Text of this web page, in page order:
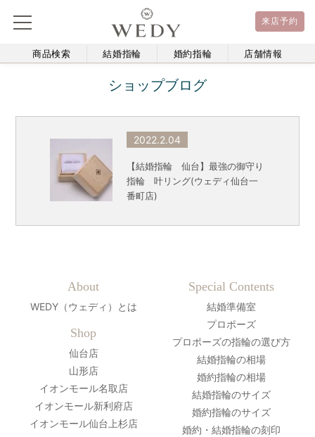
来店予約
商品検索 結婚指輪 婚約指輪 店舗情報
ショップブログ
2022.2.04
【結婚指輪 仙台】最強の御守り
指輪 叶リング(ウェディ仙台一
番町店)
About
WEDY（ウェディ）とは
Shop
仙台店
山形店
イオンモール名取店
イオンモール新利府店
イオンモール仙台上杉店
Special Contents
結婚準備室
プロポーズ
プロポーズの指輪の選び方
結婚指輪の相場
婚約指輪の相場
結婚指輪のサイズ
婚約指輪のサイズ
婚約・結婚指輪の刻印